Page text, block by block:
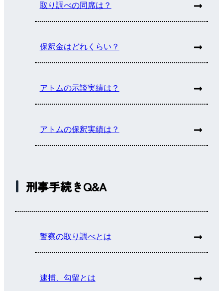
取り調べの同席は？
保釈金はどれくらい？
アトムの示談実績は？
アトムの保釈実績は？
刑事手続きQ&A
警察の取り調べとは
逮捕、勾留とは